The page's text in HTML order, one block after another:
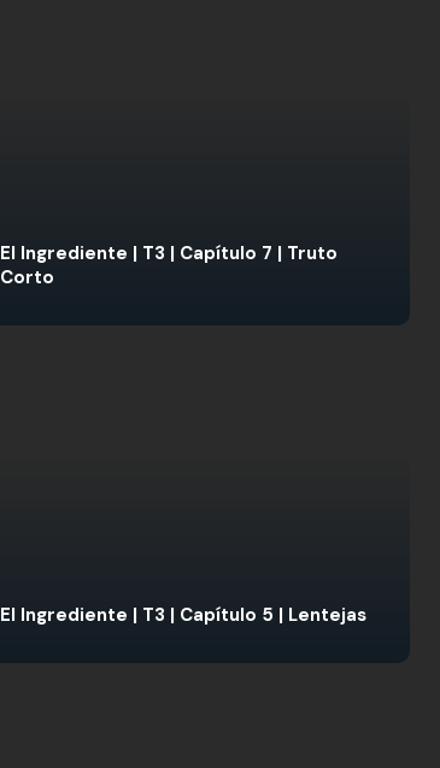
El Ingrediente | T3 | Capítulo 7 | Truto
Corto
El Ingrediente | T3 | Capítulo 5 | Lentejas